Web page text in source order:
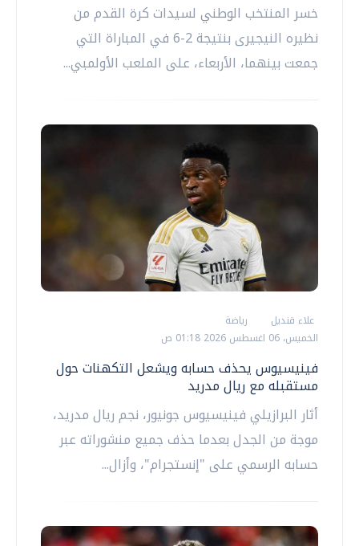
خسر المنتخب الوطني لسيدات كرة القدم من
نظيره النيجيرى بنتيجة 2-6 في المباراة التي
جمعت بينهما، الأربعاء، على الملعب الأولمبي...
علاء قنديل
رياضة
الخميس، 06 اغسطس 2026 01:18 ص
فينيسيوس يحذف حسابه ويشعل التكهنات حول
مستقبله مع ريال مدريد
أثار البرازيلي فينيسيوس جونيور، نجم ريال مدريد،
موجة من الجدل بعدما حذف جميع منشوراته عبر
حسابه الرسمي على "إنستجرام"، وأزال...